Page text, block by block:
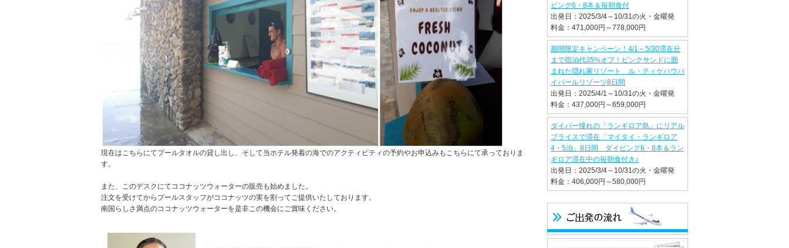
現在はこちらにてプールタオルの貸し出し、そして当ホテル発着の海でのアクティビティの予約やお申込みもこちらにて承っておりま
す。
また、このデスクにてココナッツウォーターの販売も始めました。
注文を受けてからプールスタッフがココナッツの実を割ってご提供いたしております。
南国らしさ満点のココナッツウォーターを是非この機会にご賞味ください。
ビング6・8本＆毎朝食付
出発日：2025/3/4～10/31の火・金曜発
料金：471,000円～778,000円
期間限定キャンペーン！4/1～5/30滞在分
まで宿泊代35%オフ！ピンクサンドに囲
まれた隠れ家リゾート ル・ティケハウバ
イパールリゾーツ8日間
出発日：2025/4/1～10/31の火・金曜発
料金：437,000円～659,000円
ダイバー憧れの「ランギロア島」にリアル
プライスで滞在「マイタイ・ランギロア
4・5泊」8日間 ダイビング6・8本＆ラン
ギロア滞在中の毎朝食付き♪
出発日：2025/3/4～10/31の火・金曜発
料金：406,000円～580,000円